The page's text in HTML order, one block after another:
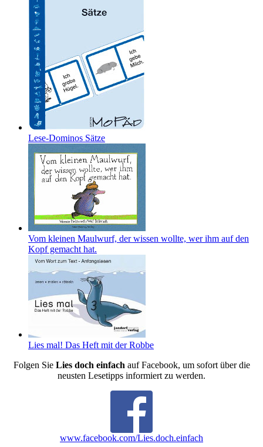
Lese-Dominos Sätze
Vom kleinen Maulwurf, der wissen wollte, wer ihm auf den
Kopf gemacht hat.
Lies mal! Das Heft mit der Robbe
Folgen Sie Lies doch einfach auf Facebook, um sofort über die
neusten Lesetipps informiert zu werden.
www.facebook.com/Lies.doch.einfach